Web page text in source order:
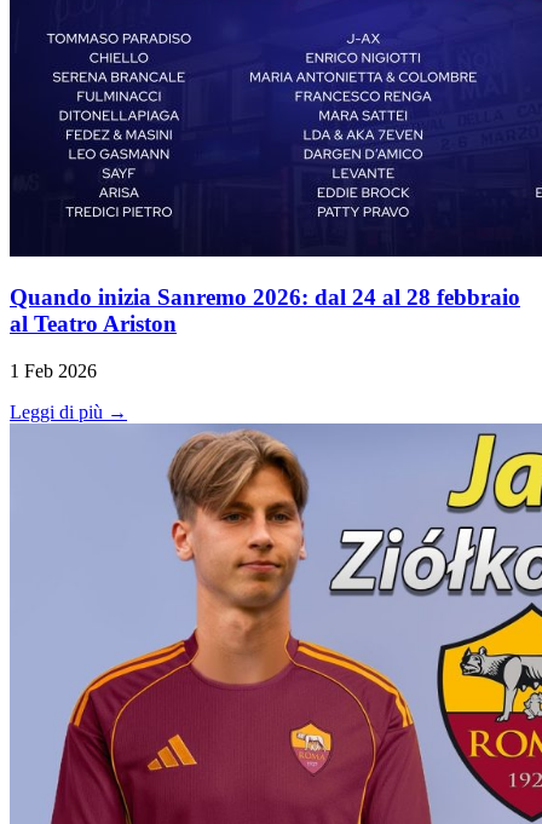
Quando inizia Sanremo 2026: dal 24 al 28 febbraio
al Teatro Ariston
1 Feb 2026
Leggi di più →